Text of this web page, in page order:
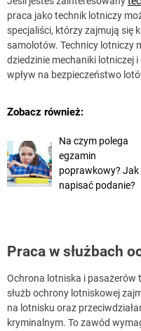
praca jako technik lotniczy
specjaliści, którzy zajmują się
samolotów. Technicy lotniczy
dziedzinie mechaniki lotniczej
wpływ na bezpieczeństwo
Zobacz również:
Na czym polega
egzamin
poprawkowy? Jak
napisać podanie?
Praca w służbach
Ochrona lotniska i
służb ochrony lotniskowej
na lotnisku oraz
kryminalnym. To zawód